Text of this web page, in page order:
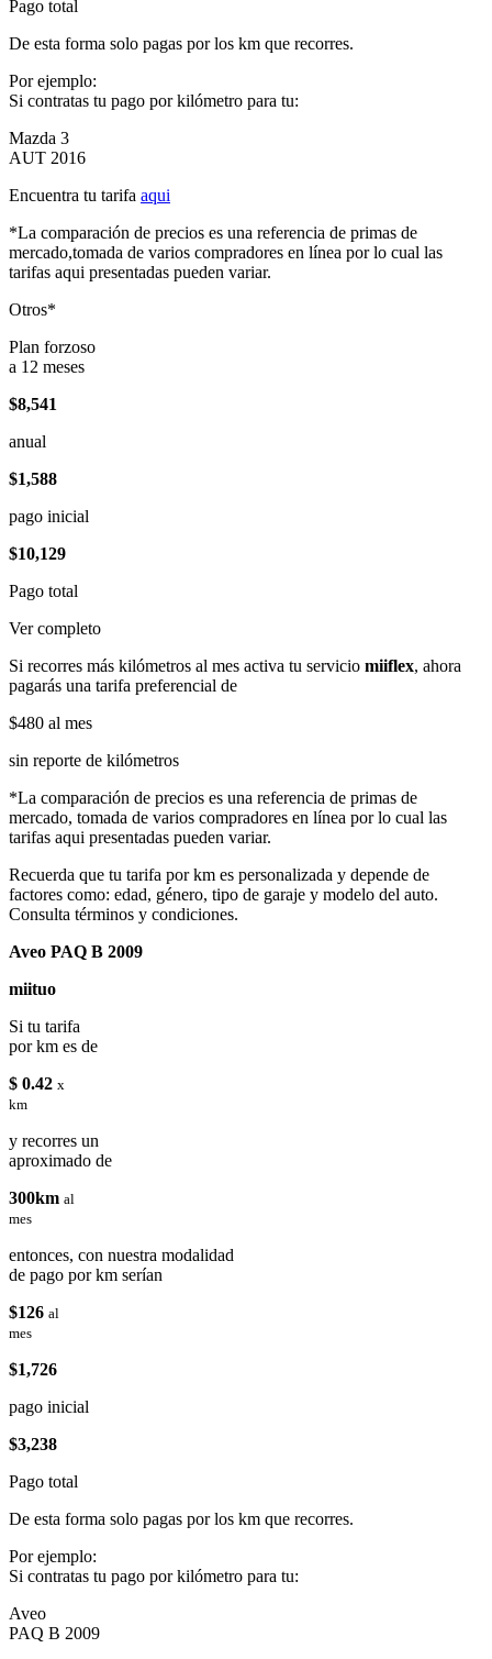
Pago total
De esta forma solo pagas por los km que recorres.
Por ejemplo:
Si contratas tu pago por kilómetro para tu:
Mazda 3
AUT 2016
Encuentra tu tarifa aqui
*La comparación de precios es una referencia de primas de
mercado,tomada de varios compradores en línea por lo cual las
tarifas aqui presentadas pueden variar.
Otros*
Plan forzoso
a 12 meses
$8,541
anual
$1,588
pago inicial
$10,129
Pago total
Ver completo
Si recorres más kilómetros al mes activa tu servicio miiflex, ahora
pagarás una tarifa preferencial de
$480 al mes
sin reporte de kilómetros
*La comparación de precios es una referencia de primas de
mercado, tomada de varios compradores en línea por lo cual las
tarifas aqui presentadas pueden variar.
Recuerda que tu tarifa por km es personalizada y depende de
factores como: edad, género, tipo de garaje y modelo del auto.
Consulta términos y condiciones.
Aveo PAQ B 2009
miituo
Si tu tarifa
por km es de
$ 0.42 x
km
y recorres un
aproximado de
300km al
mes
entonces, con nuestra modalidad
de pago por km serían
$126 al
mes
$1,726
pago inicial
$3,238
Pago total
De esta forma solo pagas por los km que recorres.
Por ejemplo:
Si contratas tu pago por kilómetro para tu:
Aveo
PAQ B 2009